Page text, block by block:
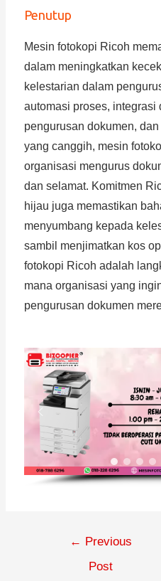
Penutup
Mesin fotokopi Ricoh
dalam meningkatkan
kelestarian dalam
automasi proses, integrasi
pengurusan dokumen,
yang canggih, mesin
organisasi mengurus
dan selamat. Komitmen
hijau juga memastikan
menyumbang kepada
sambil menjimatkan kos
fotokopi Ricoh adalah
mana organisasi yang
pengurusan dokumen
← Previous
Post